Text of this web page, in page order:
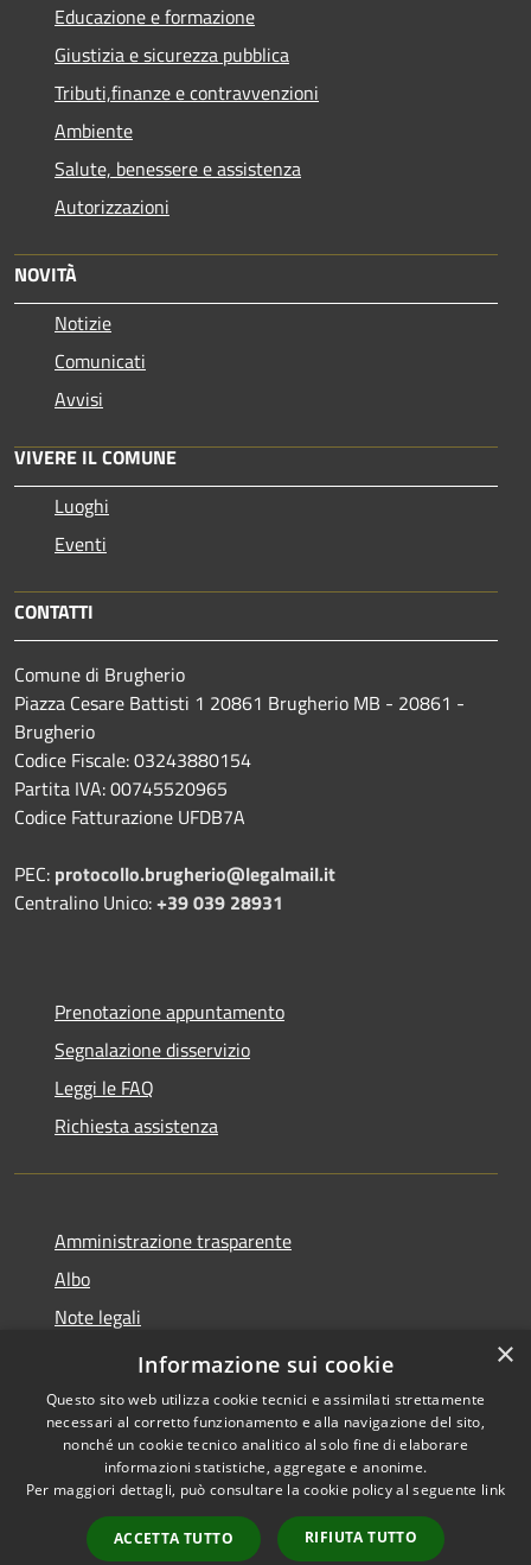
Educazione e formazione
Giustizia e sicurezza pubblica
Tributi,finanze e contravvenzioni
Ambiente
Salute, benessere e assistenza
Autorizzazioni
NOVITÀ
Notizie
Comunicati
Avvisi
VIVERE IL COMUNE
Luoghi
Eventi
CONTATTI
Comune di Brugherio
Piazza Cesare Battisti 1 20861 Brugherio MB - 20861 -
Brugherio
Codice Fiscale: 03243880154
Partita IVA: 00745520965
Codice Fatturazione UFDB7A
PEC: protocollo.brugherio@legalmail.it
Centralino Unico:+39 039 28931
Prenotazione appuntamento
Segnalazione disservizio
Leggi le FAQ
Richiesta assistenza
Amministrazione trasparente
Albo
Note legali
Dichiarazione di accessibilità
Accessibilità
Copyright © 2026 • Città di
Brugherio • Powered by
Municipium•
Accesso
×
Informazione sui cookie
Questo sito web utilizza cookie tecnici e assimilati strettamente
necessari al corretto funzionamento e alla navigazione del sito,
nonché un cookie tecnico analitico al solo fine di elaborare
informazioni statistiche, aggregate e anonime.
Per maggiori dettagli, può consultare la cookie policy al seguente link
ACCETTA TUTTO RIFIUTA TUTTO